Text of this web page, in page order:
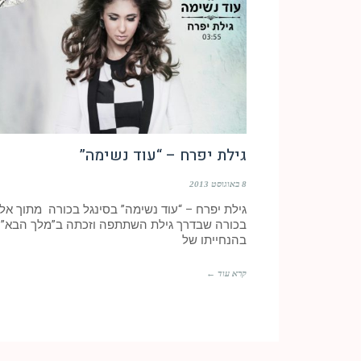
גילת יפרח – “עוד נשימה”
8 באוגוסט 2013
גילת יפרח – “עוד נשימה” בסינגל בכורה מתוך
בכורה שבדרך גילת השתתפה וזכתה ב”מלך הבא”
בהנחייתו של
קרא עוד ←